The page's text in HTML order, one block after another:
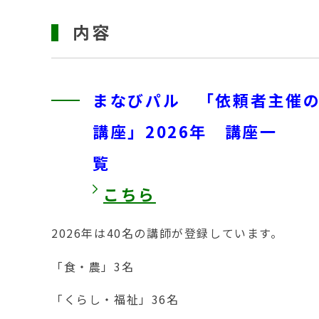
内容
まなびパル 「依頼者主催
講座」2026年 講座一
覧
こちら
2026年は40名の講師が登録しています。
「食・農」3名
「くらし・福祉」36名